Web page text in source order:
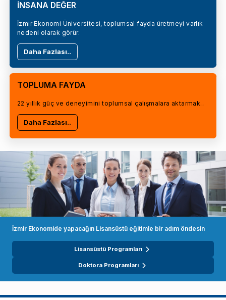
İNSANA DEĞER
İzmir Ekonomi Üniversitesi, toplumsal fayda üretmeyi varlık
nedeni olarak görür.
Daha Fazlası..
TOPLUMA FAYDA
22 yıllık güç ve deneyimini toplumsal çalışmalara aktarmak..
Daha Fazlası..
İzmir Ekonomide yapacağın Lisansüstü eğitimle bir adım öndesin
Lisansüstü Programları
Doktora Programları